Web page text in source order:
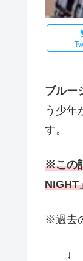
ブルー
う少年
す。
※この
NIGHT
※過去
↓